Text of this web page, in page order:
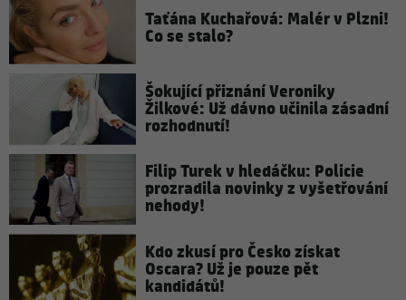
Taťána Kuchařová: Malér v Plzni!
Co se stalo?
Šokující přiznání Veroniky
Žilkové: Už dávno učinila zásadní
rozhodnutí!
Filip Turek v hledáčku: Policie
prozradila novinky z vyšetřování
nehody!
Kdo zkusí pro Česko získat
Oscara? Už je pouze pět
kandidátů!